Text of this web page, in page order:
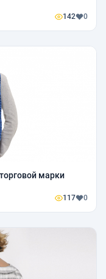
142 0
марки
117 0